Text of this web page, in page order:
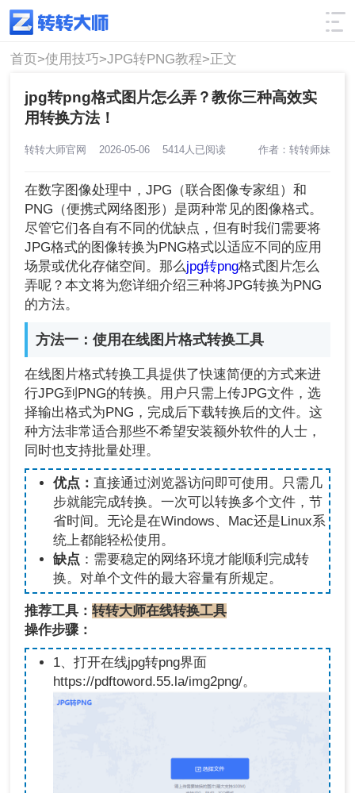
使用技巧 筛选
首页>使用技巧>JPG转PNG教程>正文
jpg转png格式图片怎么弄？教你三种高效实
用转换方法！
转转大师官网 2026-05-06 5414人已阅读 作者：转转师妹
在数字图像处理中，JPG（联合图像专家组）和
PNG（便携式网络图形）是两种常见的图像格式。
尽管它们各自有不同的优缺点，但有时我们需要将
JPG格式的图像转换为PNG格式以适应不同的应用
场景或优化存储空间。那么jpg转png格式图片怎么
弄呢？本文将为您详细介绍三种将JPG转换为PNG
的方法。
方法一：使用在线图片格式转换工具
在线图片格式转换工具提供了快速简便的方式来进
行JPG到PNG的转换。用户只需上传JPG文件，选
择输出格式为PNG，完成后下载转换后的文件。这
种方法非常适合那些不希望安装额外软件的人士，
同时也支持批量处理。
优点： 直接通过浏览器访问即可使用。只需几
步就能完成转换。一次可以转换多个文件，节
省时间。无论是在Windows、Mac还是Linux系
统上都能轻松使用。
缺点 ：需要稳定的网络环境才能顺利完成转
换。对单个文件的最大容量有所规定。
推荐工具：转转大师在线转换工具
操作步骤：
1、打开在线jpg转png界面
https://pdftoword.55.la/img2png/。